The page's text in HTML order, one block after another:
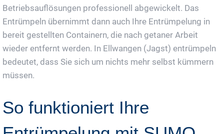
Betriebsauflösungen professionell abgewickelt. Das
Entrümpeln übernimmt dann auch Ihre Entrümpelung in
bereit gestellten Containern, die nach getaner Arbeit
wieder entfernt werden. In Ellwangen (Jagst) entrümpeln
bedeutet, dass Sie sich um nichts mehr selbst kümmern
müssen.
So funktioniert Ihre